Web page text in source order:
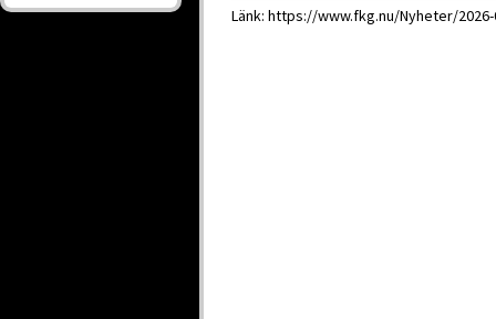
Länk: https://www.fkg.nu/Nyheter/